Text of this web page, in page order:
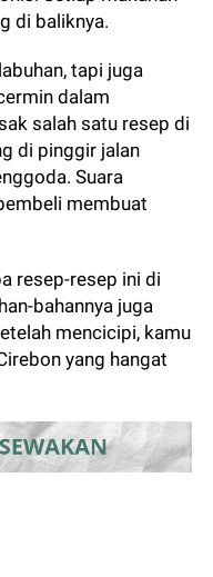
di baliknya.
tapi juga
dalam
salah satu resep di
di pinggir jalan
Suara
membuat
resep-resep ini di
bahannya juga
mencicipi, kamu
yang hangat